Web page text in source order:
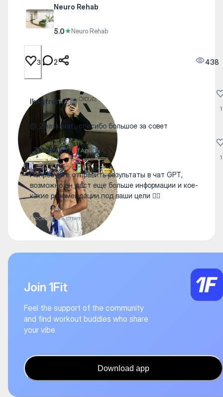
Neuro Rehab
5.0★Neuro Rehab
3 2 438
lkngfrdi11 April
@_Zhaskairat_ спасибо большое за совет
1
_Zhaskairat_11 April
Попробуйте отправить результаты в чат GPT,
возможно он даст еще больше информации и кое-
какие рекомендации под ваши цели 👍🏽
Посмотреть ответы
1
Join 1Fit
Feel the support of the community
and find workout buddies who share
your vibe
Download app